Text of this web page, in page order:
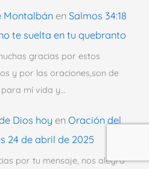
Montalbánen Salmos 34:18
te suelta en tu quebranto
gracias por estos
y por las oraciones,son de
mí vida y…
Dios hoy en Oración del
24 de abril de 2025
por tu mensaje, nos alegra